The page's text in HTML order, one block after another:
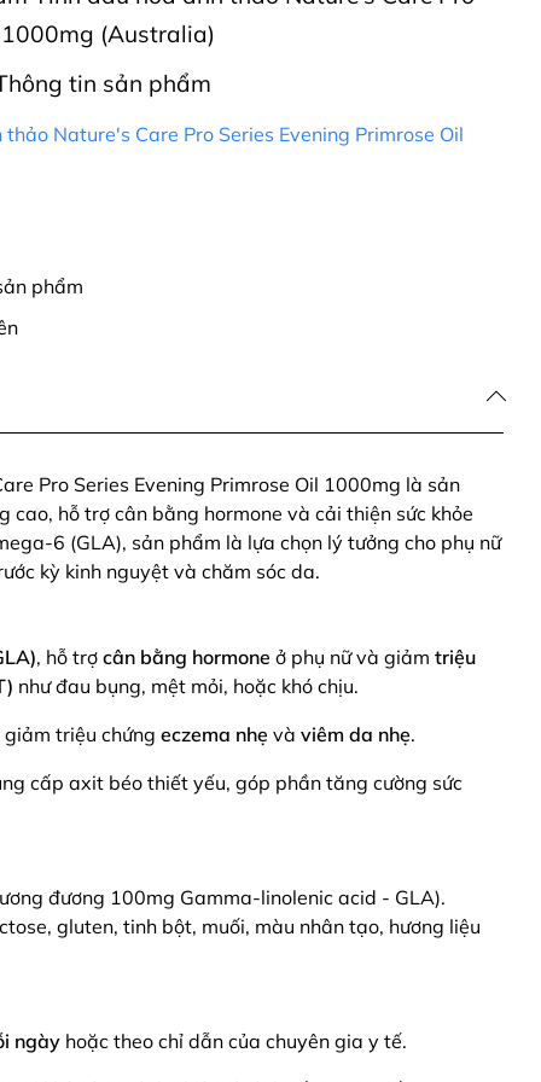
1000mg (Australia)
tin sản phẩm
Nature's Care Pro Series Evening Primrose Oil
phẩm
Pro Series Evening Primrose Oil 1000mg là sản
cao, hỗ trợ cân bằng hormone và cải thiện sức khỏe
6 (GLA), sản phẩm là lựa chọn lý tưởng cho phụ nữ
kỳ kinh nguyệt và chăm sóc da.
, hỗ trợ cân bằng hormone ở phụ nữ và giảm triệu
như đau bụng, mệt mỏi, hoặc khó chịu.
giảm triệu chứng eczema nhẹ và viêm da nhẹ.
cấp axit béo thiết yếu, góp phần tăng cường sức
đương 100mg Gamma-linolenic acid - GLA).
gluten, tinh bột, muối, màu nhân tạo, hương liệu
ngàyhoặc theo chỉ dẫn của chuyên gia y tế.